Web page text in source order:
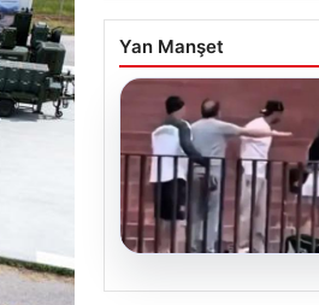
Yan Manşet
05.08.2026